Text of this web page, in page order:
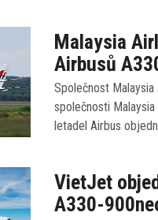
Malaysia
Airbusů
Společnost
společnosti
letadel Airbus
VietJet
A330-